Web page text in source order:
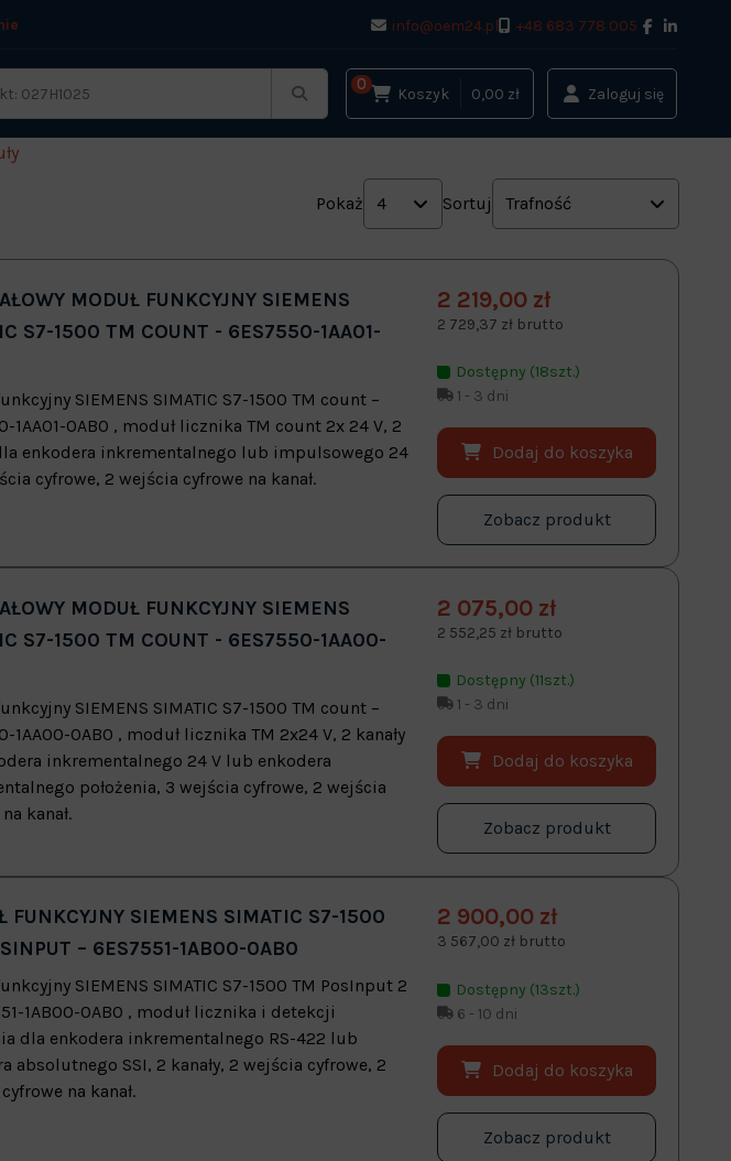
info@oem24.pl +48 683 778 005
0
Koszyk 0,00 zł Zaloguj się
Pokaż 4 Sortuj Trafność
MODUŁ FUNKCYJNY SIEMENS
S7-1500 TM COUNT - 6ES7550-1AA01-
SIEMENS SIMATIC S7-1500 TM count –
1AA01-0AB0 , moduł licznika TM count 2x 24 V, 2
enkodera inkrementalnego lub impulsowego 24
cyfrowe, 2 wejścia cyfrowe na kanał.
2 219,00 zł
2 729,37 zł brutto
Dostępny (18szt.)
1 - 3 dni
Dodaj do koszyka
Zobacz produkt
MODUŁ FUNKCYJNY SIEMENS
S7-1500 TM COUNT - 6ES7550-1AA00-
SIEMENS SIMATIC S7-1500 TM count –
1AA00-0AB0 , moduł licznika TM 2x24 V, 2 kanały
inkrementalnego 24 V lub enkodera
położenia, 3 wejścia cyfrowe, 2 wejścia
kanał.
2 075,00 zł
2 552,25 zł brutto
Dostępny (11szt.)
1 - 3 dni
Dodaj do koszyka
Zobacz produkt
FUNKCYJNY SIEMENS SIMATIC S7-1500
– 6ES7551-1AB00-0AB0
SIEMENS SIMATIC S7-1500 TM PosInput 2
1AB00-0AB0 , moduł licznika i detekcji
dla enkodera inkrementalnego RS-422 lub
absolutnego SSI, 2 kanały, 2 wejścia cyfrowe, 2
na kanał.
2 900,00 zł
3 567,00 zł brutto
Dostępny (13szt.)
6 - 10 dni
Dodaj do koszyka
Zobacz produkt